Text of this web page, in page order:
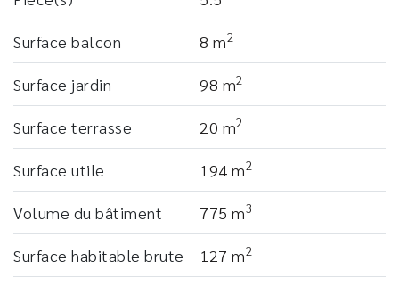
Surface balcon 8 m2
Surface jardin 98 m2
Surface terrasse 20 m2
Surface utile 194 m2
Volume du bâtiment 775 m3
Surface habitable brute 127 m2